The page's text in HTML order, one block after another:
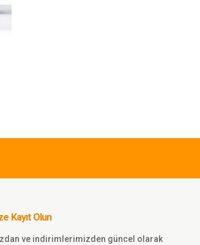
Kayıt Olun
ve indirimlerimizden güncel olarak